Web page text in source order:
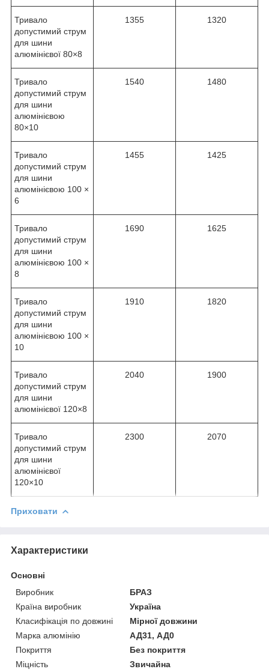
Тривало
допустимий струм
для шини
алюмінієвої 80×8
1355 1320
Тривало
допустимий струм
для шини
алюмінієвою
80×10
1540 1480
Тривало
допустимий струм
для шини
алюмінієвою 100 ×
6
1455 1425
Тривало
допустимий струм
для шини
алюмінієвою 100 ×
8
1690 1625
Тривало
допустимий струм
для шини
алюмінієвою 100 ×
10
1910 1820
Тривало
допустимий струм
для шини
алюмінієвої 120×8
2040 1900
Тривало
допустимий струм
для шини
алюмінієвої
120×10
2300 2070
Приховати
Характеристики
Основні
Виробник
БРАЗ
Країна виробник
Україна
Класифікація по довжині
Мірної довжини
Марка алюмінію
АД31, АД0
Покриття
Без покриття
Міцність
Звичайна